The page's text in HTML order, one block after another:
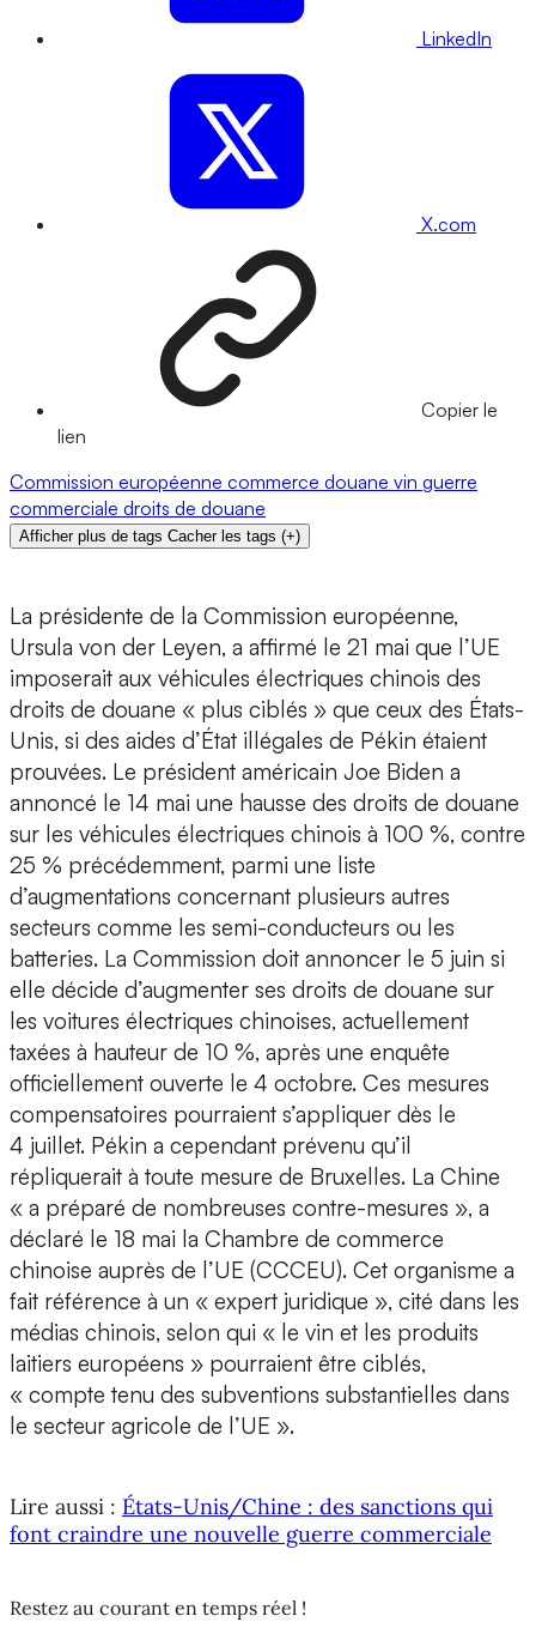
LinkedIn
X.com
Copier le
lien
Commission européenne commerce douane vin guerre
commerciale droits de douane
Afficher plus de tags Cacher les tags (+)
La présidente de la Commission européenne,
Ursula von der Leyen, a affirmé le 21 mai que l’UE
imposerait aux véhicules électriques chinois des
droits de douane « plus ciblés » que ceux des États-
Unis, si des aides d’État illégales de Pékin étaient
prouvées. Le président américain Joe Biden a
annoncé le 14 mai une hausse des droits de douane
sur les véhicules électriques chinois à 100 %, contre
25 % précédemment, parmi une liste
d’augmentations concernant plusieurs autres
secteurs comme les semi-conducteurs ou les
batteries. La Commission doit annoncer le 5 juin si
elle décide d’augmenter ses droits de douane sur
les voitures électriques chinoises, actuellement
taxées à hauteur de 10 %, après une enquête
officiellement ouverte le 4 octobre. Ces mesures
compensatoires pourraient s’appliquer dès le
4 juillet. Pékin a cependant prévenu qu’il
répliquerait à toute mesure de Bruxelles. La Chine
« a préparé de nombreuses contre-mesures », a
déclaré le 18 mai la Chambre de commerce
chinoise auprès de l’UE (CCCEU). Cet organisme a
fait référence à un « expert juridique », cité dans les
médias chinois, selon qui « le vin et les produits
laitiers européens » pourraient être ciblés,
« compte tenu des subventions substantielles dans
le secteur agricole de l’UE ».
Lire aussi : États-Unis/Chine : des sanctions qui
font craindre une nouvelle guerre commerciale
Restez au courant en temps réel !